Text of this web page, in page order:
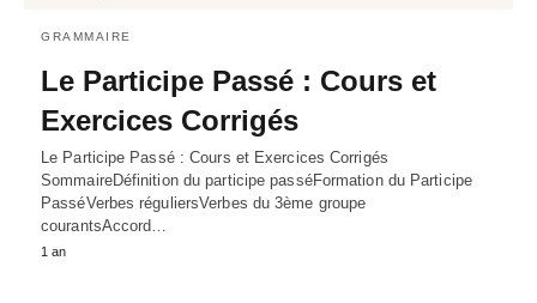
GRAMMAIRE
Le Participe Passé : Cours et
Exercices Corrigés
Le Participe Passé : Cours et Exercices Corrigés
SommaireDéfinition du participe passéFormation du Participe
PasséVerbes réguliersVerbes du 3ème groupe
courantsAccord…
1 an